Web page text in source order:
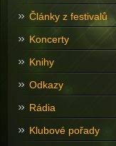
Články z festivalů
Koncerty
Knihy
Odkazy
Rádia
Klubové pořady